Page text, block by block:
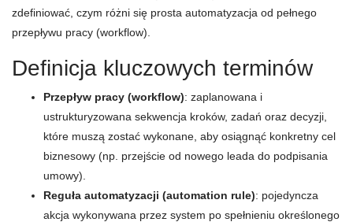
zdefiniować, czym różni się prosta automatyzacja od pełnego
przepływu pracy (workflow).
Definicja kluczowych terminów
Przepływ pracy (workflow): zaplanowana i
ustrukturyzowana sekwencja kroków, zadań oraz decyzji,
które muszą zostać wykonane, aby osiągnąć konkretny cel
biznesowy (np. przejście od nowego leada do podpisania
umowy).
Reguła automatyzacji (automation rule): pojedyncza
akcja wykonywana przez system po spełnieniu określonego